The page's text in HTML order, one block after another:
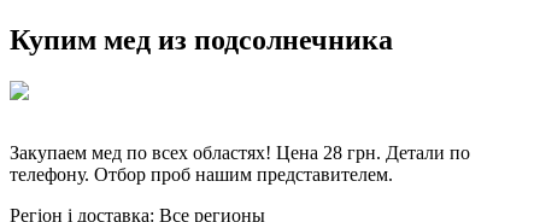
Купим мед из подсолнечника
Закупаем мед по всех областях! Цена 28 грн. Детали по
телефону. Отбор проб нашим представителем.
Регіон і доставка: Все регионы